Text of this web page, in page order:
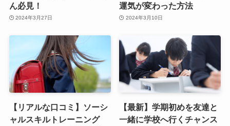
ん必見！
2024年3月27日
運気が変わった方法
2024年3月10日
【リアルな口コミ】ソーシ
ャルスキルトレーニング
【最新】学期初めを友達と
一緒に学校へ行くチャンス